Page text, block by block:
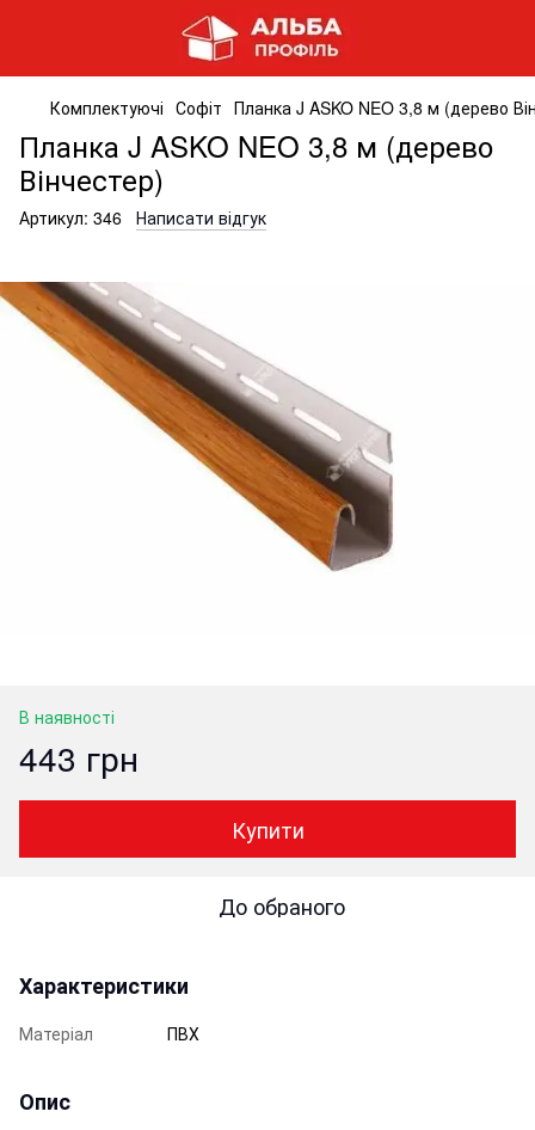
Комплектуючі Софіт Планка J ASKO NEO 3,8 м (дерево
Планка J ASKO NEO 3,8 м (дерево
Вінчестер)
Артикул: 346 Написати відгук
В наявності
443 грн
Купити
До обраного
Характеристики
Матеріал ПВХ
Опис